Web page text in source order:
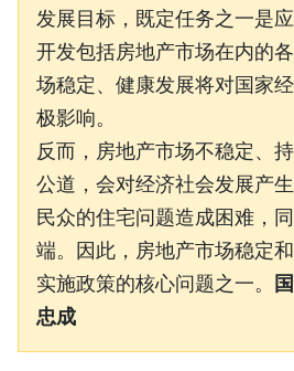
发展目标，既定任务之一是
开发包括房地产市场在内的
场稳定、健康发展将对国家
极影响。
反而，房地产市场不稳定、
公道，会对经济社会发展产
民众的住宅问题造成困难，
端。因此，房地产市场稳定
实施政策的核心问题之一。
忠成